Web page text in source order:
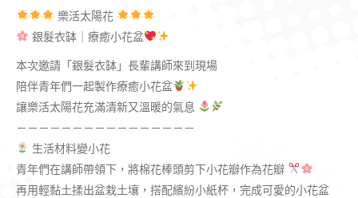
樂活太陽花
銀髮衣缽｜療癒小花盆
本次邀請「銀髮衣缽」長輩講師來到現場
陪伴青年們一起製作療癒小花盆
讓樂活太陽花充滿清新又溫暖的氣息
－－－－－－－－－－－－－－－－
生活材料變小花
青年們在講師帶領下，將棉花棒頭剪下小花瓣作為花瓣
再用輕黏土揉出盆栽土壤，搭配繽紛小紙杯，完成可愛的小花盆